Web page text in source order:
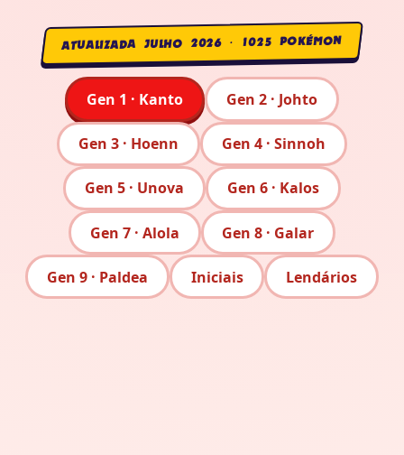
ATUALIZADA JULHO 2026 · 1025 POKÉMON
Gen 1 · Kanto Gen 2 · Johto
Gen 3 · Hoenn Gen 4 · Sinnoh
Gen 5 · Unova Gen 6 · Kalos
Gen 7 · Alola Gen 8 · Galar
Gen 9 · Paldea Iniciais Lendários